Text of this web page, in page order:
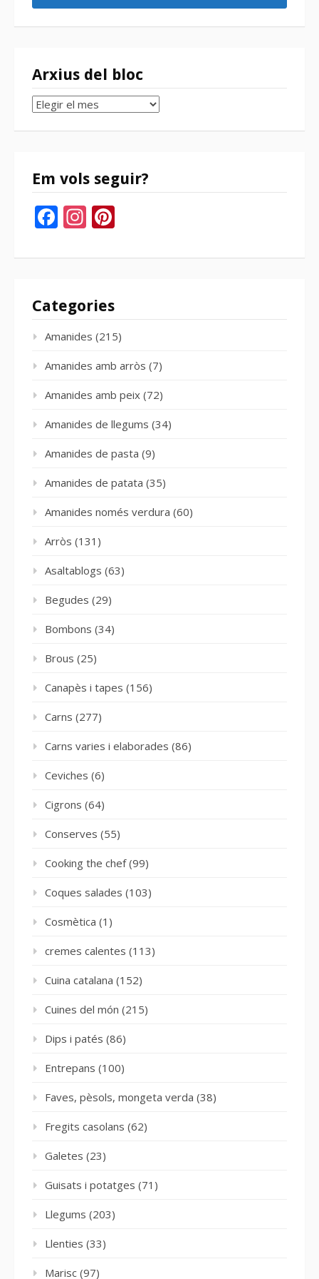
Arxius del bloc
Arxius
bloc
Em vols seguir?
Facebook
Instagram
Categories
Amanides (215)
Amanides amb arròs (7)
Amanides amb peix (72)
Amanides de llegums (34)
Amanides de pasta (9)
Amanides de patata (35)
Amanides només verdura (60)
Arròs (131)
Asaltablogs (63)
Begudes (29)
Bombons (34)
Brous (25)
Canapès i tapes (156)
Carns (277)
Carns varies i elaborades (86)
Ceviches (6)
Cigrons (64)
Conserves (55)
Cooking the chef(99)
Coques salades (103)
Cosmètica (1)
cremes calentes (113)
Cuina catalana (152)
Cuines del món (215)
Dips i patés (86)
Entrepans (100)
Faves, pèsols, mongeta verda (38)
Fregits casolans (62)
Galetes (23)
Guisats i potatges (71)
Llegums (203)
Llenties (33)
Marisc (97)